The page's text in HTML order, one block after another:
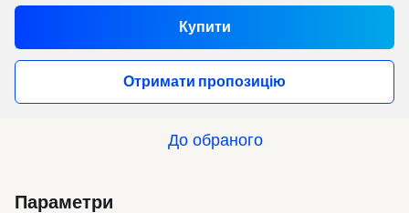
Купити
Отримати пропозицію
До обраного
Параметри